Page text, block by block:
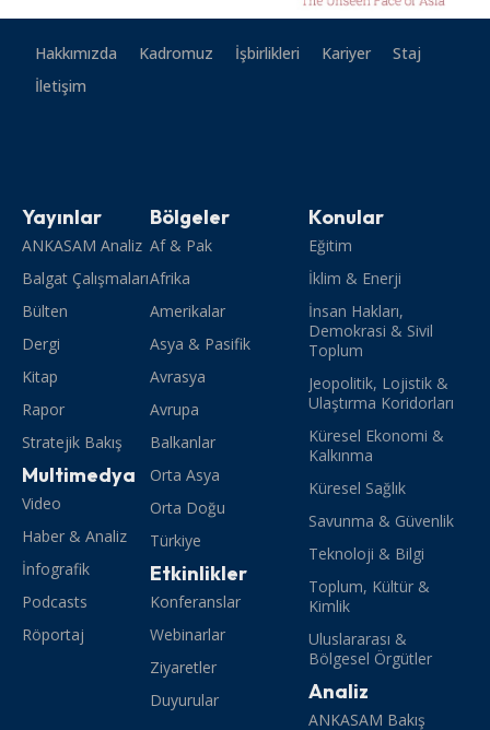
Hakkımızda Kadromuz İşbirlikleri Kariyer
Staj
İletişim
Yayınlar
ANKASAM Analiz
Balgat Çalışmaları
Bülten
Dergi
Kitap
Rapor
Stratejik Bakış
Multimedya
Video
Haber & Analiz
İnfografik
Podcasts
Röportaj
Bölgeler
Af & Pak
Afrika
Amerikalar
Asya & Pasifik
Avrasya
Avrupa
Balkanlar
Orta Asya
Orta Doğu
Türkiye
Etkinlikler
Konferanslar
Webinarlar
Ziyaretler
Duyurular
Konular
Eğitim
İklim & Enerji
İnsan Hakları,
Demokrasi & Sivil
Toplum
Jeopolitik, Lojistik &
Ulaştırma Koridorları
Küresel Ekonomi &
Kalkınma
Küresel Sağlık
Savunma & Güvenlik
Teknoloji & Bilgi
Toplum, Kültür &
Kimlik
Uluslararası &
Bölgesel Örgütler
Analiz
ANKASAM Bakış